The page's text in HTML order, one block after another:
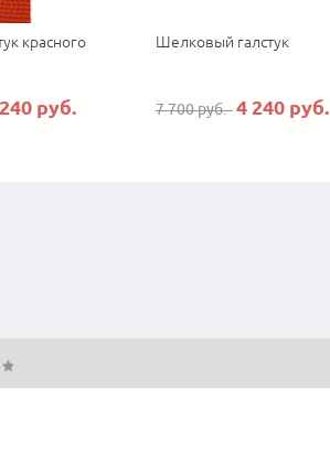
красного
руб.
Шелковый галстук
7 700 руб.4 240 руб.